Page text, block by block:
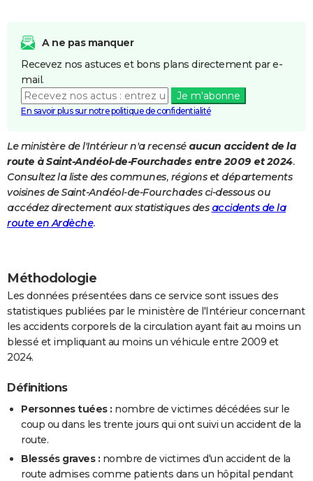
GUIDES D'ACHAT
BONS PLANS
CARTE DE VOEUX
Dictionnaire
Biographies
Citations
Expressions
Proverbes
PROGRAMME TV
COPAINS D'AVANT
S'inscrire
Se connecter
Lycées
Collèges
Primaires
Universités
Entreprises
Service militaire
Avis de recherche
A ne pas manquer
Recevez nos astuces et bons plans directement par e-
mail.
Je m'abonne
En savoir plus sur notre politique de confidentialité
Le ministère de l'Intérieur n'a recensé aucun accident de la
route à Saint-Andéol-de-Fourchades entre 2009 et 2024.
Consultez la liste des communes, régions et départements
voisines de Saint-Andéol-de-Fourchades ci-dessous ou
accédez directement aux statistiques des accidents de la
route en Ardèche.
Méthodologie
Les données présentées dans ce service sont issues des
statistiques publiées par le ministère de l'Intérieur concernant
les accidents corporels de la circulation ayant fait au moins un
blessé et impliquant au moins un véhicule entre 2009 et
2024.
Définitions
Personnes tuées : nombre de victimes décédées sur le
coup ou dans les trente jours qui ont suivi un accident de la
route.
Blessés graves : nombre de victimes d'un accident de la
route admises comme patients dans un hôpital pendant